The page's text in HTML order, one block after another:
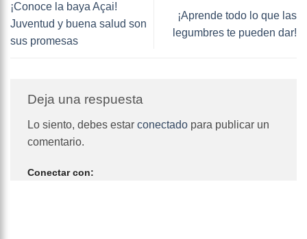
¡Conoce la baya Açai!
Juventud y buena salud son
sus promesas
¡Aprende todo lo que las
legumbres te pueden dar!
Deja una respuesta
Lo siento, debes estar conectado para publicar un
comentario.
Conectar con: